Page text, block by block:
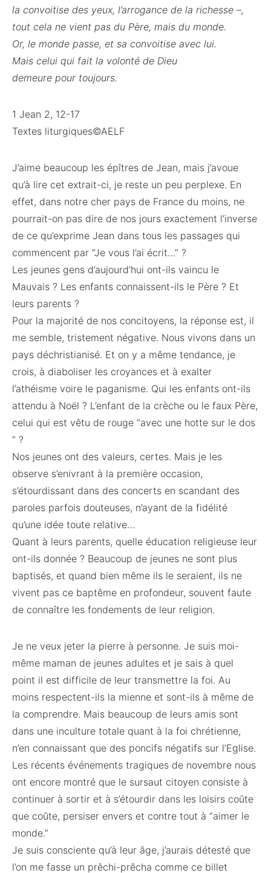
la convoitise des yeux, l’arrogance de la richesse –,
tout cela ne vient pas du Père, mais du monde.
Or, le monde passe, et sa convoitise avec lui.
Mais celui qui fait la volonté de Dieu
demeure pour toujours.
1 Jean 2, 12-17
Textes liturgiques©AELF
J’aime beaucoup les épîtres de Jean, mais j’avoue
qu’à lire cet extrait-ci, je reste un peu perplexe. En
effet, dans notre cher pays de France du moins, ne
pourrait-on pas dire de nos jours exactement l’inverse
de ce qu’exprime Jean dans tous les passages qui
commencent par “Je vous l’ai écrit…” ?
Les jeunes gens d’aujourd’hui ont-ils vaincu le
Mauvais ? Les enfants connaissent-ils le Père ? Et
leurs parents ?
Pour la majorité de nos concitoyens, la réponse est, il
me semble, tristement négative. Nous vivons dans un
pays déchristianisé. Et on y a même tendance, je
crois, à diaboliser les croyances et à exalter
l’athéisme voire le paganisme. Qui les enfants ont-ils
attendu à Noël ? L’enfant de la crèche ou le faux Père,
celui qui est vêtu de rouge “avec une hotte sur le dos
” ?
Nos jeunes ont des valeurs, certes. Mais je les
observe s’enivrant à la première occasion,
s’étourdissant dans des concerts en scandant des
paroles parfois douteuses, n’ayant de la fidélité
qu’une idée toute relative…
Quant à leurs parents, quelle éducation religieuse leur
ont-ils donnée ? Beaucoup de jeunes ne sont plus
baptisés, et quand bien même ils le seraient, ils ne
vivent pas ce baptême en profondeur, souvent faute
de connaître les fondements de leur religion.
Je ne veux jeter la pierre à personne. Je suis moi-
même maman de jeunes adultes et je sais à quel
point il est difficile de leur transmettre la foi. Au
moins respectent-ils la mienne et sont-ils à même de
la comprendre. Mais beaucoup de leurs amis sont
dans une inculture totale quant à la foi chrétienne,
n’en connaissant que des poncifs négatifs sur l’Eglise.
Les récents événements tragiques de novembre nous
ont encore montré que le sursaut citoyen consiste à
continuer à sortir et à s’étourdir dans les loisirs coûte
que coûte, persiser envers et contre tout à “aimer le
monde.”
Je suis consciente qu’à leur âge, j’aurais détesté que
l’on me fasse un prêchi-prêcha comme ce billet